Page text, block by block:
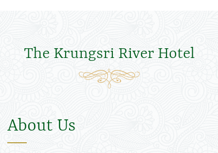
The Krungsri River Hotel
About Us